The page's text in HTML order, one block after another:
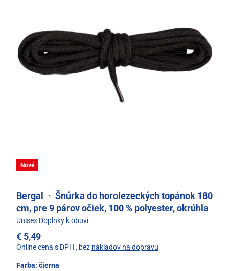
Nové
Bergal · Šnúrka do horolezeckých topánok 180
cm, pre 9 párov očiek, 100 % polyester, okrúhla
Unisex Doplnky k obuvi
€ 5,49
Online cena s DPH , bez nákladov na dopravu
Farba: čierna